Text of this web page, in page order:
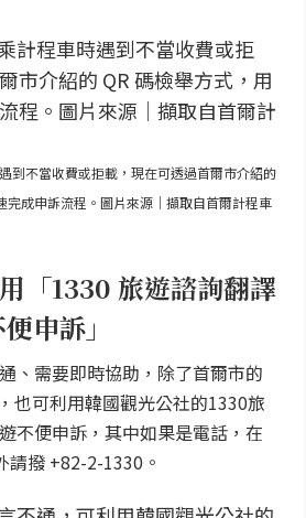
到不當收費或拒載，現在可透過首爾市介紹的
完成申訴流程。圖片來源｜擷取自首爾計程車
「1330 旅遊諮詢翻譯
申訴」
、需要即時協助，除了首爾市的
也可利用韓國觀光公社的1330旅
不便申訴，其中如果是電話，在
撥 +82-2-1330。